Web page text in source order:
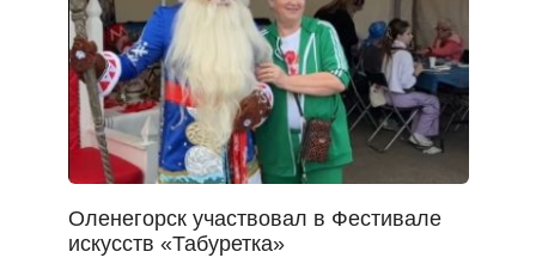
Оленегорск участвовал в Фестивале
искусств «Табуретка»